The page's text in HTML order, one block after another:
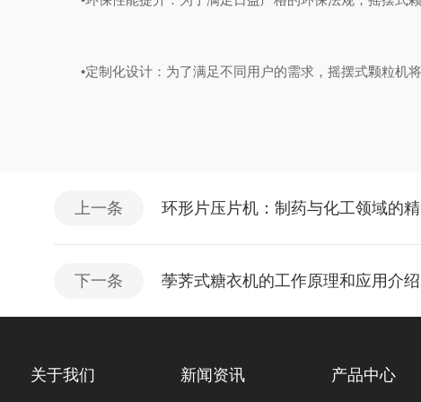
‌•定制化设计‌：为了满足不同用户的需求，摇摆式颗粒机将
上一条 环形片压片机：制药与化工领域的精
下一条 荸荠式糖衣机‌的工作原理和应用介绍
关于我们 新闻资讯 产品中心